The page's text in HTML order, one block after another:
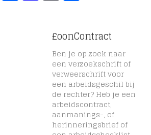
£oonContract
Ben je op zoek naar
een verzoekschrift of
verweerschrift voor
een arbeidsgeschil bij
de rechter? Heb je een
arbeidscontract,
aanmanings-, of
herinneringsbrief of